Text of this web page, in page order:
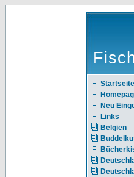
Startseite
Neu
Links
Belgien